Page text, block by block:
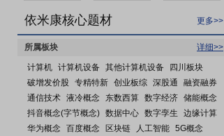
依米康核心题材 更多>>
所属板块 详细>>
计算机 计算机设备 其他计算机设备
四川板块
破增发价股 专精特新 创业板综 深股通
融资融券
通信技术 液冷概念 东数西算 数字经济 储能概念
抖音概念(字节概念) 数据中心 数字孪生
边缘计算
华为概念 百度概念 区块链 人工智能 5G概念